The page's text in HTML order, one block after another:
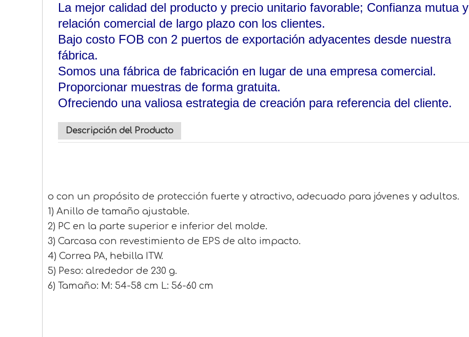
La mejor calidad del producto y precio unitario favorable; Confianza mutua y
relación comercial de largo plazo con los clientes.
Bajo costo FOB con 2 puertos de exportación adyacentes desde nuestra
fábrica.
Somos una fábrica de fabricación en lugar de una empresa comercial.
Proporcionar muestras de forma gratuita.
Ofreciendo una valiosa estrategia de creación para referencia del cliente.
Descripción del Producto
o con un propósito de protección fuerte y atractivo, adecuado para jóvenes y adultos.
1) Anillo de tamaño ajustable.
2) PC en la parte superior e inferior del molde.
3) Carcasa con revestimiento de EPS de alto impacto.
4) Correa PA, hebilla ITW.
5) Peso: alrededor de 230 g.
6) Tamaño: M: 54-58 cm L: 56-60 cm